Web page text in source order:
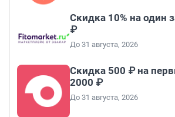
Скидка 10% на один
₽
До 31 августа, 2026
Скидка 500 ₽ на
2000 ₽
До 31 августа, 2026